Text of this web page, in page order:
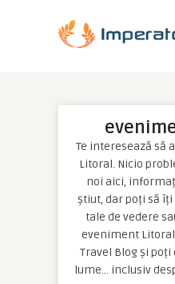
Te interesează să
Litoral. Nicio
noi aici,
știut, dar poți să
tale de vedere
eveniment
Travel Blog și
lume… inclusiv